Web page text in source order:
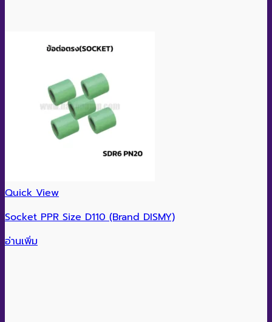
Quick View
Socket PPR Size D110 (Brand DISMY)
อ่านเพิ่ม